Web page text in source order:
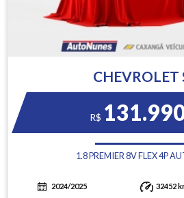
CHEVROLET
R$
1.8 PREMIER 8V FLEX 4P
2024/2025 32452